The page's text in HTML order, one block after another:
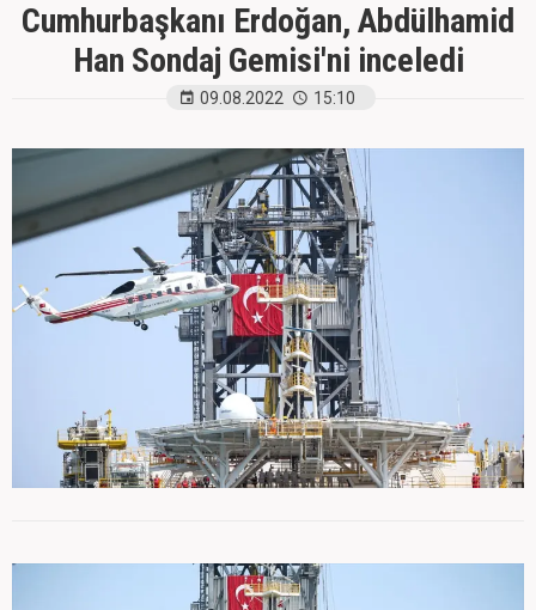
Cumhurbaşkanı Erdoğan, Abdülhamid
Han Sondaj Gemisi'ni inceledi
09.08.2022 15:10